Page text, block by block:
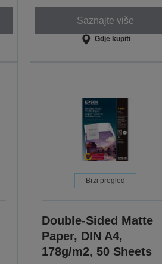
Saznajte više
Gdje kupiti
Brzi pregled
Double-Sided Matte
Paper, DIN A4,
178g/m2, 50 Sheets